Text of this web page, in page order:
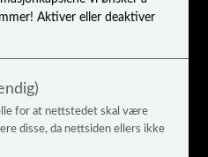
Aktiver eller deaktiver
for at nettstedet skal være
disse, da nettsiden ellers ikke